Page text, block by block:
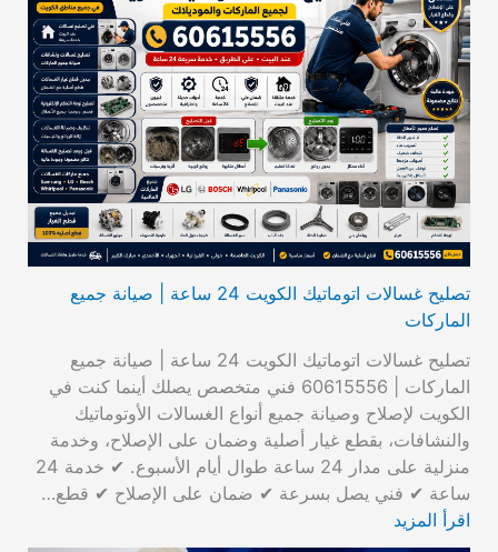
تصليح غسالات اتوماتيك الكويت 24 ساعة | صيانة جميع
الماركات
تصليح غسالات اتوماتيك الكويت 24 ساعة | صيانة جميع
الماركات | 60615556 فني متخصص يصلك أينما كنت في
الكويت لإصلاح وصيانة جميع أنواع الغسالات الأوتوماتيك
والنشافات، بقطع غيار أصلية وضمان على الإصلاح، وخدمة
منزلية على مدار 24 ساعة طوال أيام الأسبوع. ✔ خدمة 24
ساعة ✔ فني يصل بسرعة ✔ ضمان على الإصلاح ✔ قطع…
اقرأ المزيد